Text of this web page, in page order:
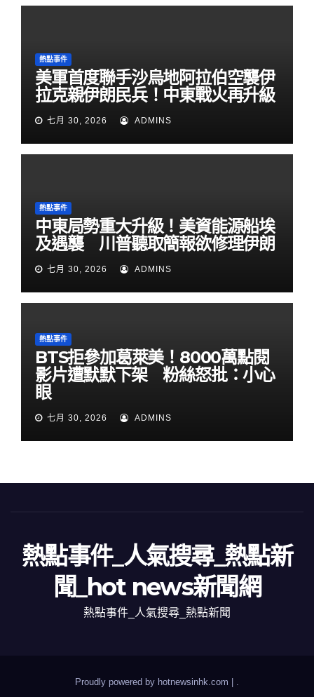
熱點事件
美軍首度聯手沙烏地阿拉伯空襲伊
拉克親伊朗民兵！中東戰火再升級
七月 30, 2026 ADMINS
熱點事件
中東局勢重大升級！美資能源船埃
及遇襲 川普聽取簡報欲修理伊朗
七月 30, 2026 ADMINS
熱點事件
BTS拒參加葛萊美！8000萬點閱
影片遭默默下架 粉絲怒批：小心
眼
七月 30, 2026 ADMINS
熱點事件_人氣搜尋_熱點新
聞_hot news新聞網
熱點事件_人氣搜尋_熱點新聞
Proudly powered by hotnewsinhk.com |